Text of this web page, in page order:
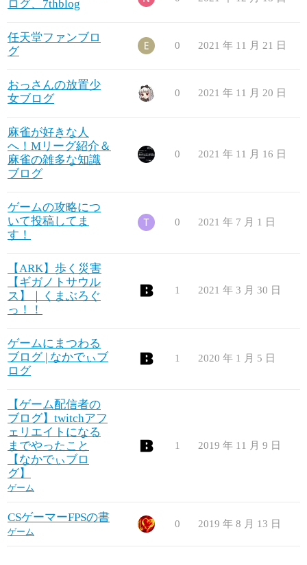
ログ、7thblog
任天堂ファンブロ
グ
0 2021 年 11 月 21 日
おっさんの放置少
女ブログ
0 2021 年 11 月 20 日
麻雀が好きな人
へ！Mリーグ紹介＆
麻雀の雑多な知識
ブログ
0 2021 年 11 月 16 日
ゲームの攻略につ
いて投稿してま
す！
0 2021 年 7 月 1 日
【ARK】歩く災害
【ギガノトサウル
ス】｜くまぶろぐ
っ！！
1 2021 年 3 月 30 日
ゲームにまつわる
ブログ | なかでぃブ
ログ
1 2020 年 1 月 5 日
【ゲーム配信者の
ブログ】twitchアフ
ェリエイトになる
までやったこと
【なかでぃブロ
グ】
ゲーム
1 2019 年 11 月 9 日
CSゲーマーFPSの書
ゲーム
0 2019 年 8 月 13 日